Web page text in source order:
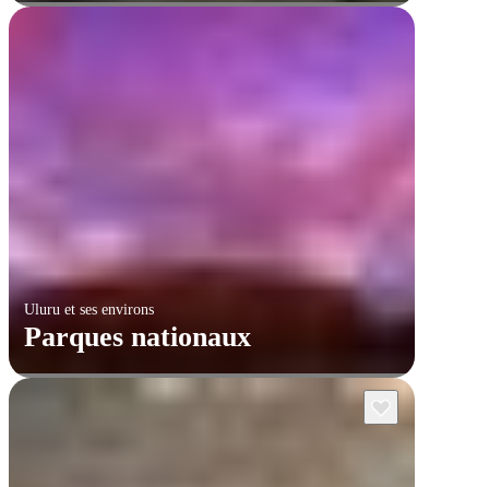
Uluru et ses environs
Parques nationaux